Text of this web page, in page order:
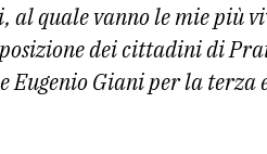
al quale vanno le mie più
dei cittadini di
Eugenio Giani per la terza